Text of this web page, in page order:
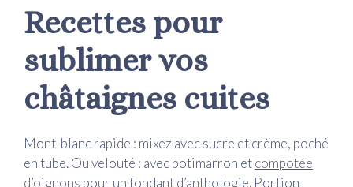
Recettes pour
sublimer vos
châtaignes cuites
Mont-blanc rapide : mixez avec sucre et crème, poché
en tube. Ou velouté : avec potimarron etcompotée
d’oignons pour un fondant d’anthologie. Portion